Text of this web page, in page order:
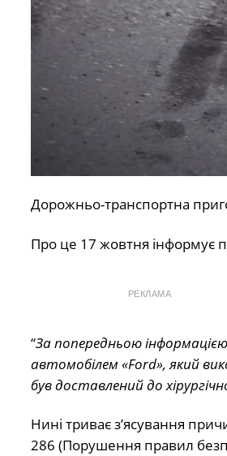
Дорожньо-транспортна
Про це 17 жовтня інформує
РЕКЛАМА
“За попередньою
автомобілем «Ford», який
був доставлений до
Нині триває з’ясування
286 (Порушення правил